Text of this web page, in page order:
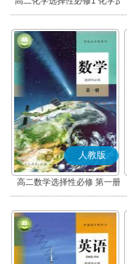
应原理
人教版
高二数学选择性必修 第一册
(A版)